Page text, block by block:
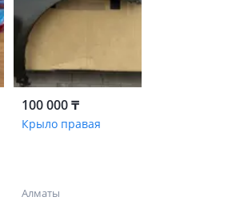
100 000 ₸
Крыло правая
Алматы